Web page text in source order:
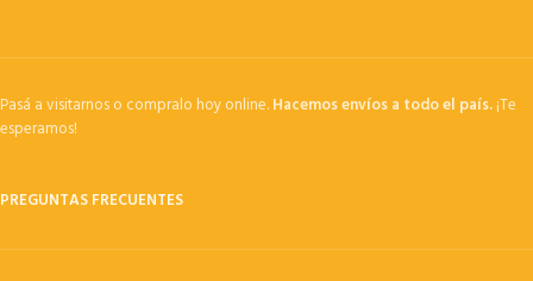
Pasá a visitarnos o compralo hoy online.Hacemos envíos a todo el país.¡Te
esperamos!
PREGUNTAS FRECUENTES